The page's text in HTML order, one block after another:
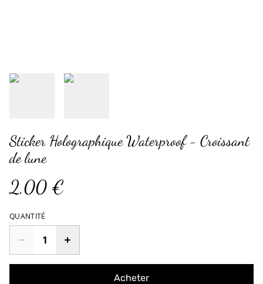
Sticker Holographique Waterproof - Croissant
de lune
2,00 €
QUANTITÉ
Acheter